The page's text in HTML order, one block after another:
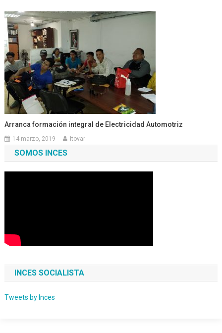
Arranca formación integral de Electricidad Automotriz
14 marzo, 2019 ltovar
SOMOS INCES
INCES SOCIALISTA
Tweets by Inces